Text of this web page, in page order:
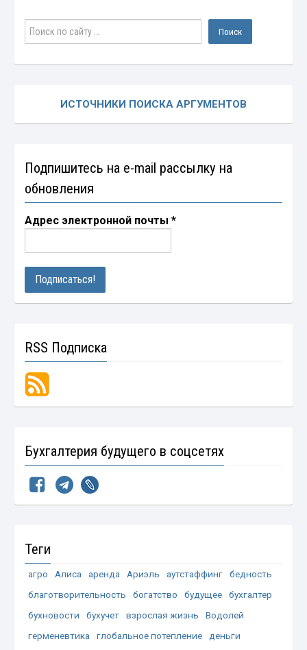
ИСТОЧНИКИ ПОИСКА АРГУМЕНТОВ
Подпишитесь на e-mail рассылку на
обновления
Адрес электронной почты*
RSS Подписка
Бухгалтерия будущего в соцсетях
Теги
агро Алиса аренда Ариэль аутстаффинг
бедность
благотворительность
богатство будущее
бухгалтер
бухновости
бухучет взрослая жизнь
Водолей
герменевтика
глобальное потепление
деньги